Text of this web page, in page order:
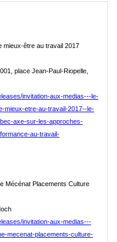
mieux-être au travail 2017
place Jean-Paul-Riopelle,
invitation-aux-medias---le-
mieux-etre-au-travail-2017--le-
axe-sur-les-approches-
au-travail-
Mécénat Placements Culture
invitation-aux-medias---
mecenat-placements-culture-